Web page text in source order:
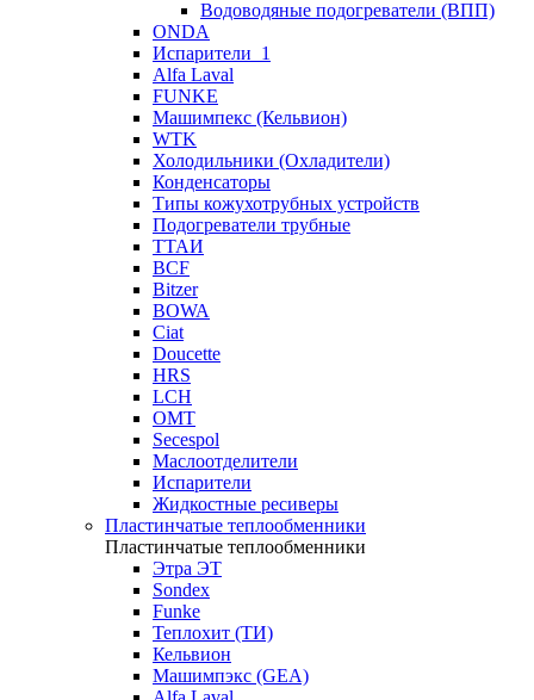
Водоводяные подогреватели (ВПП)
ONDA
Испарители_1
Alfa Laval
FUNKE
Машимпекс (Кельвион)
WTK
Холодильники (Охладители)
Конденсаторы
Типы кожухотрубных устройств
Подогреватели трубные
ТТАИ
BCF
Bitzer
BOWA
Ciat
Doucette
HRS
LCH
OMT
Secespol
Маслоотделители
Испарители
Жидкостные ресиверы
Пластинчатые теплообменники
Пластинчатые теплообменники
Этра ЭТ
Sondex
Funke
Теплохит (ТИ)
Кельвион
Машимпэкс (GEA)